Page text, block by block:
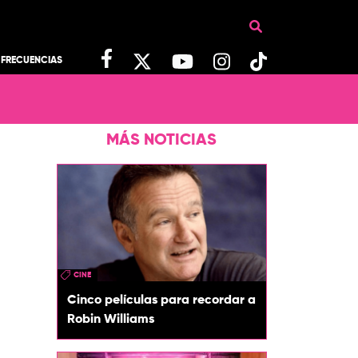
FRECUENCIAS
MÁS NOTICIAS
CINE
Cinco películas para recordar a
Robin Williams